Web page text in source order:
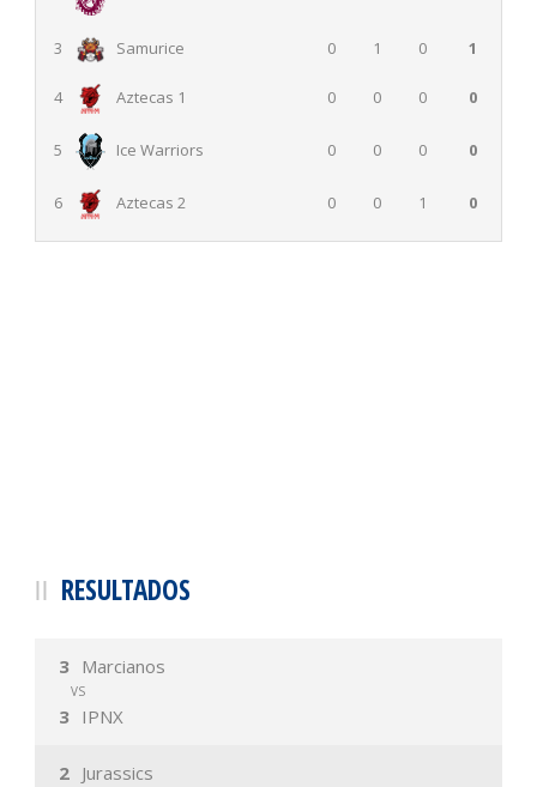
3 Samurice 0 1 0 1
4 Aztecas 1 0 0 0 0
5 Ice Warriors 0 0 0 0
6 Aztecas 2 0 0 1 0
RESULTADOS
Marcianos
3
VS
3 IPNX
Jurassics
2